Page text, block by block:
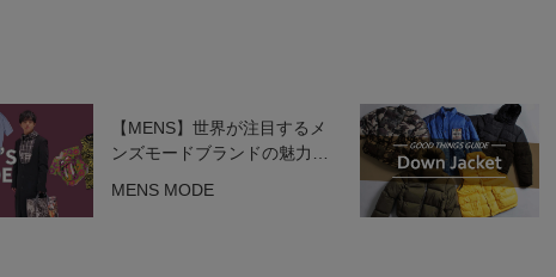
【MENS】世界が注目するメ
ンズモードブランドの魅力を
MENS MODE